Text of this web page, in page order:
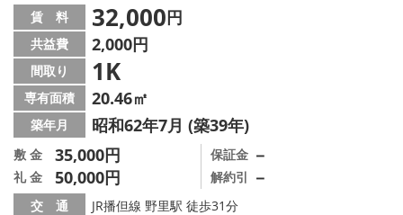
賃 料 32,000円
共益費 2,000円
間取り 1K
専有面積 20.46㎡
築年月 昭和62年7月 (築39年)
敷 金 35,000円
礼 金 50,000円
保証金 －
解約引 －
交 通
JR播但線 野里駅 徒歩31分